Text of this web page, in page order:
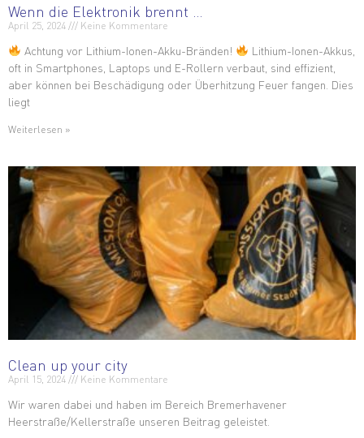
Wenn die Elektronik brennt …
April 25, 2024 Keine Kommentare
Achtung vor Lithium-Ionen-Akku-Bränden!
Lithium-Ionen-Akkus,
oft in Smartphones, Laptops und E-Rollern verbaut, sind effizient,
aber können bei Beschädigung oder Überhitzung Feuer fangen. Dies
liegt
Weiterlesen »
Clean up your city
April 15, 2024 Keine Kommentare
Wir waren dabei und haben im Bereich Bremerhavener
Heerstraße/Kellerstraße unseren Beitrag geleistet.